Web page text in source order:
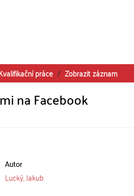
práce Zobrazit záznam
na Facebook
Autor
Lucký, Jakub